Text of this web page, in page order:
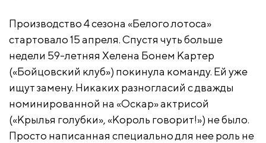
Производство 4 сезона «Белого лотоса»
стартовало 15 апреля. Спустя чуть больше
недели 59-летняя Хелена Бонем Картер
(«Бойцовский клуб») покинула команду. Ей уже
ищут замену. Никаких разногласий с дважды
номинированной на «Оскар» актрисой
(«Крылья голубки», «Король говорит!») не было.
Просто написанная специально для нее роль не